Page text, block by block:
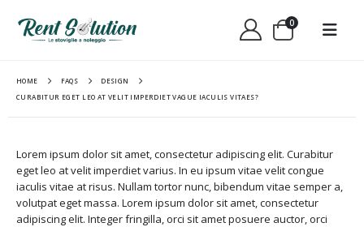
0
HOME FAQS
DESIGN
CURABITUR EGET LEO AT VELIT IMPERDIET VAGUE IACULIS VITAES?
Lorem ipsum dolor sit amet, consectetur adipiscing elit. Curabitur
eget leo at velit imperdiet varius. In eu ipsum vitae velit congue
iaculis vitae at risus. Nullam tortor nunc, bibendum vitae semper a,
volutpat eget massa. Lorem ipsum dolor sit amet, consectetur
adipiscing elit. Integer fringilla, orci sit amet posuere auctor, orci